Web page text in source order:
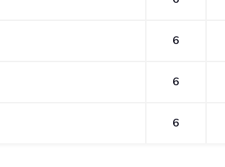
6
6
6